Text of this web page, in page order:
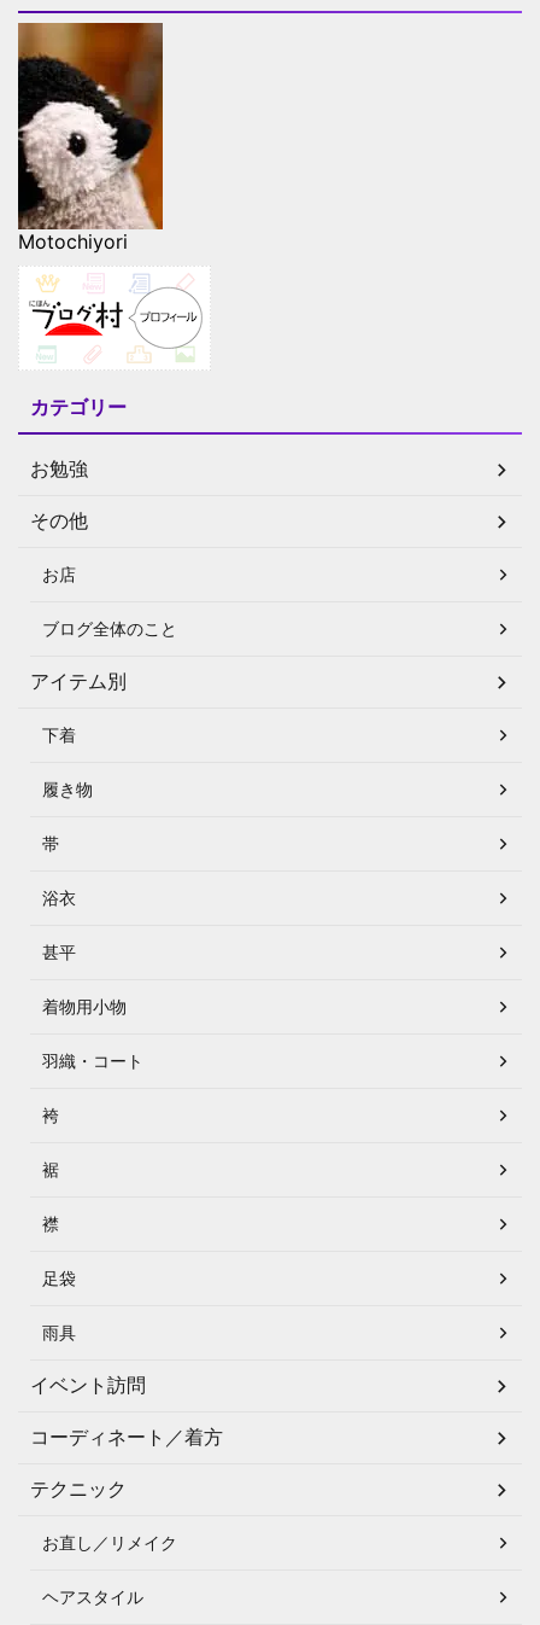
Motochiyori
カテゴリー
お勉強
その他
お店
ブログ全体のこと
アイテム別
下着
履き物
帯
浴衣
甚平
着物用小物
羽織・コート
袴
裾
襟
足袋
雨具
イベント訪問
コーディネート／着方
テクニック
お直し／リメイク
ヘアスタイル